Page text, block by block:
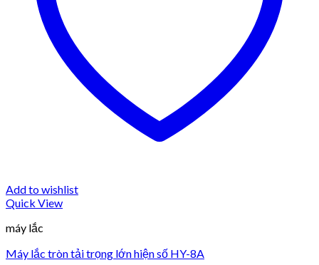
Add to wishlist
Quick View
máy lắc
Máy lắc tròn tải trọng lớn hiện số HY-8A